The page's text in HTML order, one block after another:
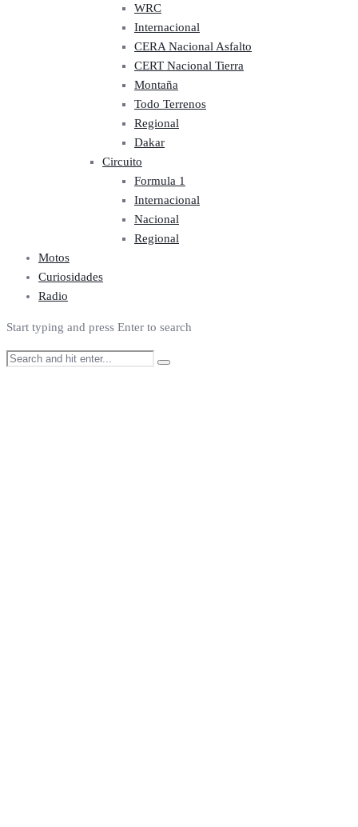
WRC
Internacional
CERA Nacional Asfalto
CERT Nacional Tierra
Montaña
Todo Terrenos
Regional
Dakar
Circuito
Formula 1
Internacional
Nacional
Regional
Motos
Curiosidades
Radio
Start typing and press Enter to search